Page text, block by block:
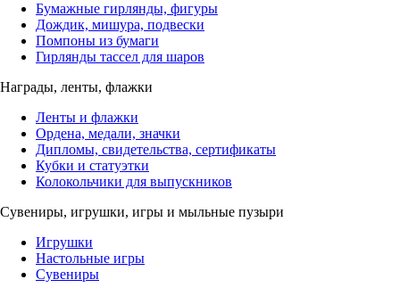
Бумажные гирлянды, фигуры
Дождик, мишура, подвески
Помпоны из бумаги
Гирлянды тассел для шаров
Награды, ленты, флажки
Ленты и флажки
Ордена, медали, значки
Дипломы, свидетельства, сертификаты
Кубки и статуэтки
Колокольчики для выпускников
Сувениры, игрушки, игры и мыльные пузыри
Игрушки
Настольные игры
Сувениры